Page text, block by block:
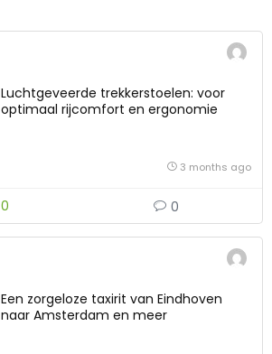
Luchtgeveerde trekkerstoelen: voor
optimaal rijcomfort en ergonomie
3 months ago
0 0
Een zorgeloze taxirit van Eindhoven
naar Amsterdam en meer